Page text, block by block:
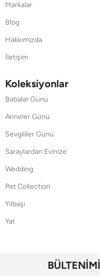
Markalar
Blog
Hakkımızda
İletişim
Koleksiyonlar
Babalar Günü
Anneler Günü
Sevgililer Günü
Saraylardan Evinize
Wedding
Pet Collection
Yılbaşı
Yat